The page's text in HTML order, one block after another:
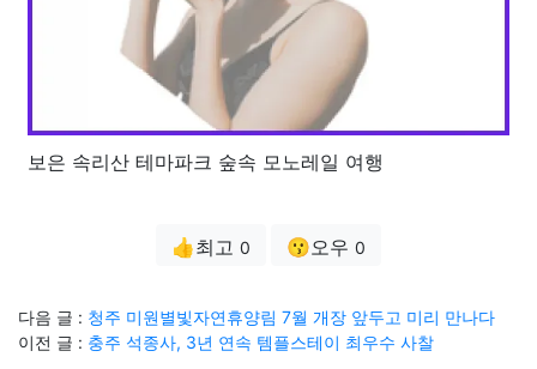
보은 속리산 테마파크 숲속 모노레일 여행
👍최고 0 😗오우 0
다음 글 : 청주 미원별빛자연휴양림 7월 개장 앞두고 미리 만나다
이전 글 : 충주 석종사, 3년 연속 템플스테이 최우수 사찰